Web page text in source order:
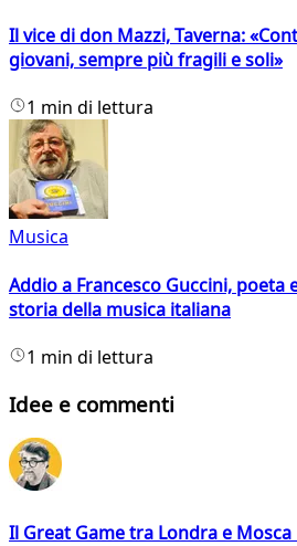
Il vice di don Mazzi, Taverna:
giovani, sempre più fragili e soli»
1 min di lettura
Musica
Addio a Francesco Guccini, poeta
storia della musica italiana
1 min di lettura
Idee e commenti
Il Great Game tra Londra e